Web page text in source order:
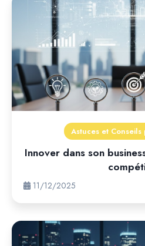
Astuces et Conseils
Innover dans son
11/12/2025